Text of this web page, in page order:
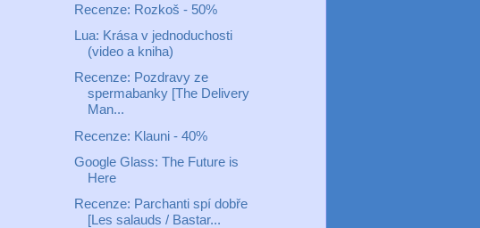
Recenze: Rozkoš - 50%
Lua: Krása v jednoduchosti
(video a kniha)
Recenze: Pozdravy ze
spermabanky [The Delivery
Man...
Recenze: Klauni - 40%
Google Glass: The Future is
Here
Recenze: Parchanti spí dobře
[Les salauds / Bastar...